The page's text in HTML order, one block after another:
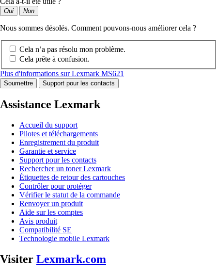
Oui Non
Nous sommes désolés. Comment pouvons-nous améliorer cela ?
Cela n’a pas résolu mon problème.
Cela prête à confusion.
Plus d'informations sur Lexmark MS621
Soumettre Support pour les contacts
Assistance Lexmark
Accueil du support
Pilotes et téléchargements
Enregistrement du produit
Garantie et service
Support pour les contacts
Rechercher un toner Lexmark
Étiquettes de retour des cartouches
Contrôler pour protéger
Vérifier le statut de la commande
Renvoyer un produit
Aide sur les comptes
Avis produit
Compatibilité SE
Technologie mobile Lexmark
Visiter Lexmark.com